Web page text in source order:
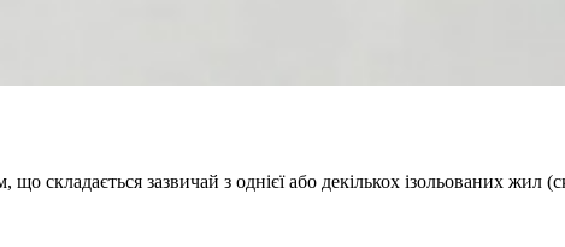
складається зазвичай з однієї або декількох ізольованих жил